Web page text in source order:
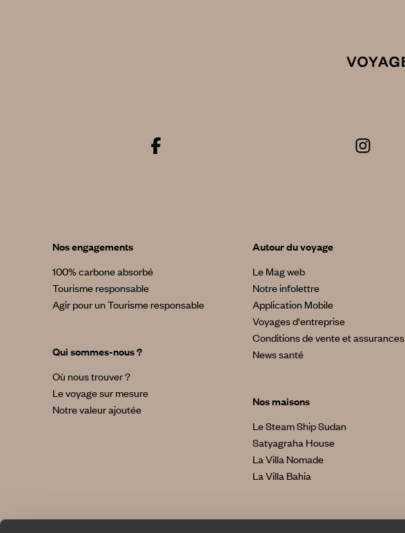
Nos engagements
100% carbone absorbé
Tourisme responsable
Agir pour un Tourisme responsable
Qui sommes-nous ?
Où nous trouver ?
Le voyage sur mesure
Notre valeur ajoutée
Autour du voyage
Le Mag web
Notre infolettre
Application Mobile
Voyages d'entreprise
Conditions de vente et assurances
News santé
Nos maisons
Le Steam Ship Sudan
Satyagraha House
La Villa Nomade
La Villa Bahia